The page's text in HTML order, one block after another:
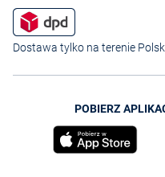
Dostawa tylko na terenie
POBIERZ